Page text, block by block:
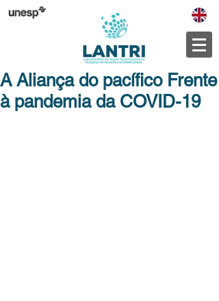
A Aliança do pacífico Frente
à pandemia da COVID-19